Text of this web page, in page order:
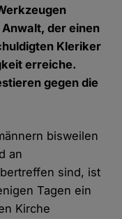
der einen
Kleriker
erreiche.
gegen die
bisweilen
an
sind, ist
Tagen ein
Kirche